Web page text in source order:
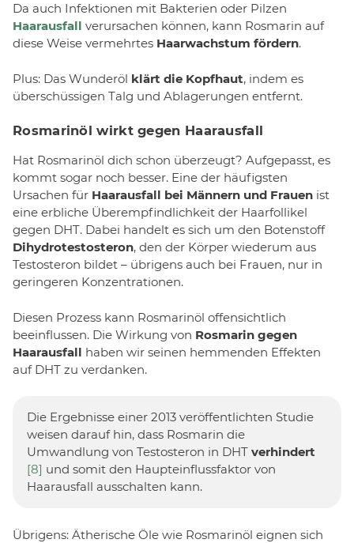
Da auch Infektionen mit Bakterien oder Pilzen
Haarausfall verursachen können, kann Rosmarin auf
diese Weise vermehrtes Haarwachstum fördern.
Plus: Das Wunderöl klärt die Kopfhaut, indem es
überschüssigen Talg und Ablagerungen entfernt.
Rosmarinöl wirkt gegen Haarausfall
Hat Rosmarinöl dich schon überzeugt? Aufgepasst, es
kommt sogar noch besser. Eine der häufigsten
Ursachen für Haarausfall bei Männern und Frauen ist
eine erbliche Überempfindlichkeit der Haarfollikel
gegen DHT. Dabei handelt es sich um den Botenstoff
Dihydrotestosteron, den der Körper wiederum aus
Testosteron bildet – übrigens auch bei Frauen, nur in
geringeren Konzentrationen.
Diesen Prozess kann Rosmarinöl offensichtlich
beeinflussen. Die Wirkung von Rosmarin gegen
Haarausfall haben wir seinen hemmenden Effekten
auf DHT zu verdanken.
Die Ergebnisse einer 2013 veröffentlichten Studie
weisen darauf hin, dass Rosmarin die
Umwandlung von Testosteron in DHT verhindert
[8] und somit den Haupteinflussfaktor von
Haarausfall ausschalten kann.
Übrigens: Ätherische Öle wie Rosmarinöl eignen sich